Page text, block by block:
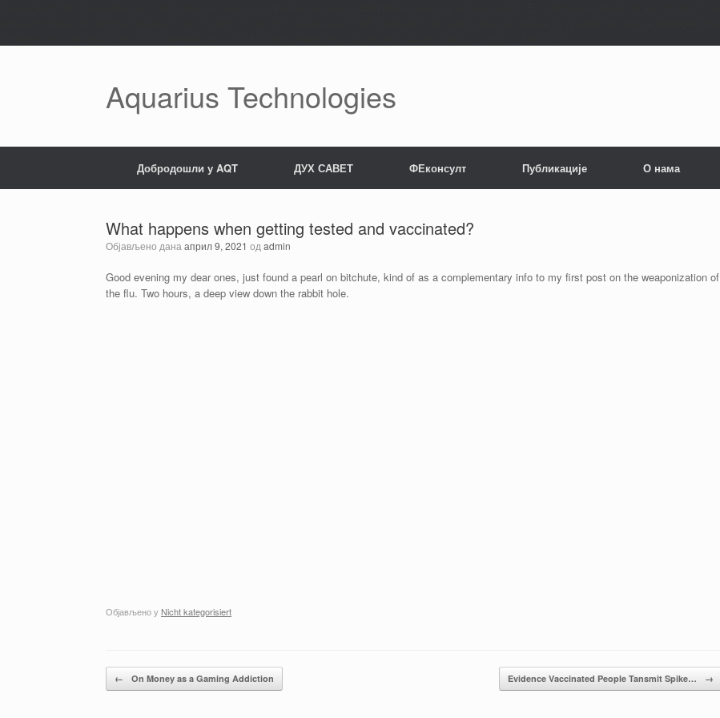
Aquarius Technologies
Добродошли у AQT ДУХ САВЕТ ФЕконсулт Публикације О нама
What happens when getting tested and vaccinated?
Објављено дана април 9, 2021 од admin
Good evening my dear ones, just found a pearl on bitchute, kind of as a complementary info to my first post on the weaponization of
the flu. Two hours, a deep view down the rabbit hole.
Објављено у Nicht kategorisiert
Кретање чланака
← On Money as a Gaming Addiction Evidence Vaccinated People Tansmit Spike… →